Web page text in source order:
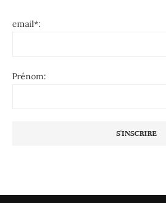
email*:
Prénom: